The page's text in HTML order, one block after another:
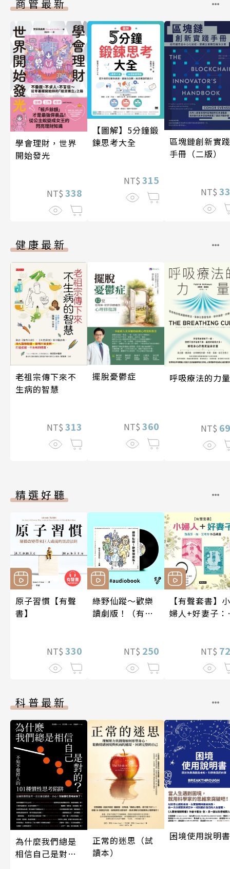
商管最新
學會理財，世界
開始發光
NT$ 338
【圖解】5分鐘鍛
鍊思考大全
NT$ 315
區塊鏈創新實踐
手冊（二版）
NT$
健康最新
老祖宗傳下來不
生病的智慧
NT$ 313
擺脫憂鬱症
NT$ 360
呼吸療法的力量
NT$
精選好聽
原子習慣【有聲
書】
NT$ 330
綠野仙蹤～歡樂
讀劇版！（有聲
NT$ 250
【有聲套書】小
婦人+好妻子：
NT$
科普最新
為什麼我們總是
相信自己是對
正常的迷思（試
讀本）
困境使用說明書